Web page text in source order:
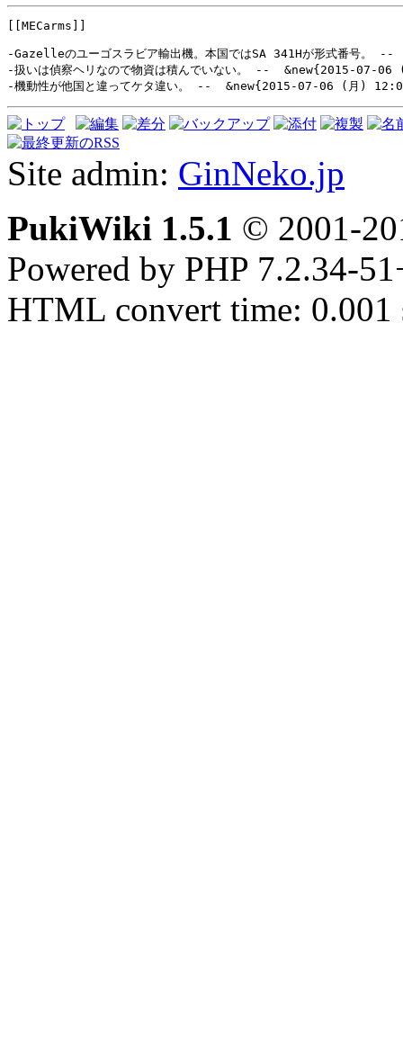
[[MECarms]]
-Gazelleのユーゴスラビア輸出機。本国ではSA 341Hが形式番
-機動性が他国と違ってケタ違い。 --  &new{2015-07-06 (月)
Site admin: GinNeko.jp
PukiWiki 1.5.1 © 2001-
Powered by PHP 7.2.34-
HTML convert time: 0.001